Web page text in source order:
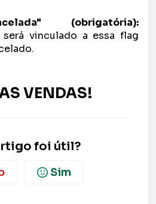
(obrigatória):
será vinculado a essa flag
VENDAS!
foi útil?
Sim